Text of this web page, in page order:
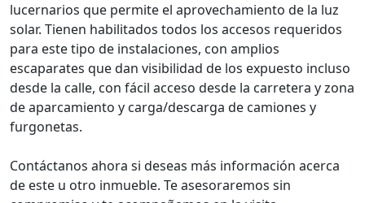
lucernarios que permite el aprovechamiento de la luz
solar. Tienen habilitados todos los accesos requeridos
para este tipo de instalaciones, con amplios
escaparates que dan visibilidad de los expuesto incluso
desde la calle, con fácil acceso desde la carretera y zona
de aparcamiento y carga/descarga de camiones y
furgonetas.
Contáctanos ahora si deseas más información acerca
de este u otro inmueble. Te asesoraremos sin